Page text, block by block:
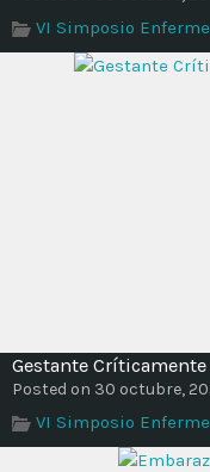
Time
VI Simposio
Gestante
Posted on 30 octubre,
VI Simposio